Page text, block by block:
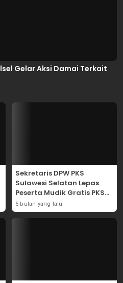
Gelar Aksi Damai Terkait
Sekretaris DPW PKS
Sulawesi Selatan Lepas
Peserta Mudik Gratis PKS
2026
5 bulan yang lalu